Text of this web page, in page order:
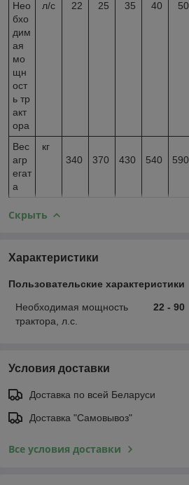
Нео
бхо
дим
ая
мо
щн
ост
ь тр
акт
ора
л/с 22 25 35 40 50
Вес
агр
егат
а
кг
340
370 430 540 590
Скрыть
Характеристики
Пользовательские характеристики
Необходимая мощность
трактора, л.с.
22 - 90
Условия доставки
Доставка по всей Беларуси
Доставка "Самовывоз"
Все условия доставки